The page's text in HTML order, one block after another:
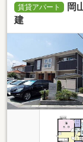
賃貸アパート
岡
建